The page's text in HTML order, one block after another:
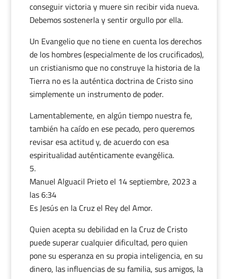
conseguir victoria y muere sin recibir vida nueva.
Debemos sostenerla y sentir orgullo por ella.
Un Evangelio que no tiene en cuenta los derechos
de los hombres (especialmente de los crucificados),
un cristianismo que no construye la historia de la
Tierra no es la auténtica doctrina de Cristo sino
simplemente un instrumento de poder.
Lamentablemente, en algún tiempo nuestra fe,
también ha caído en ese pecado, pero queremos
revisar esa actitud y, de acuerdo con esa
espiritualidad auténticamente evangélica.
Manuel Alguacil Prietoel 14 septiembre, 2023 a
las 6:34
Es Jesús en la Cruz el Rey del Amor.
Quien acepta su debilidad en la Cruz de Cristo
puede superar cualquier dificultad, pero quien
pone su esperanza en su propia inteligencia, en su
dinero, las influencias de su familia, sus amigos, la